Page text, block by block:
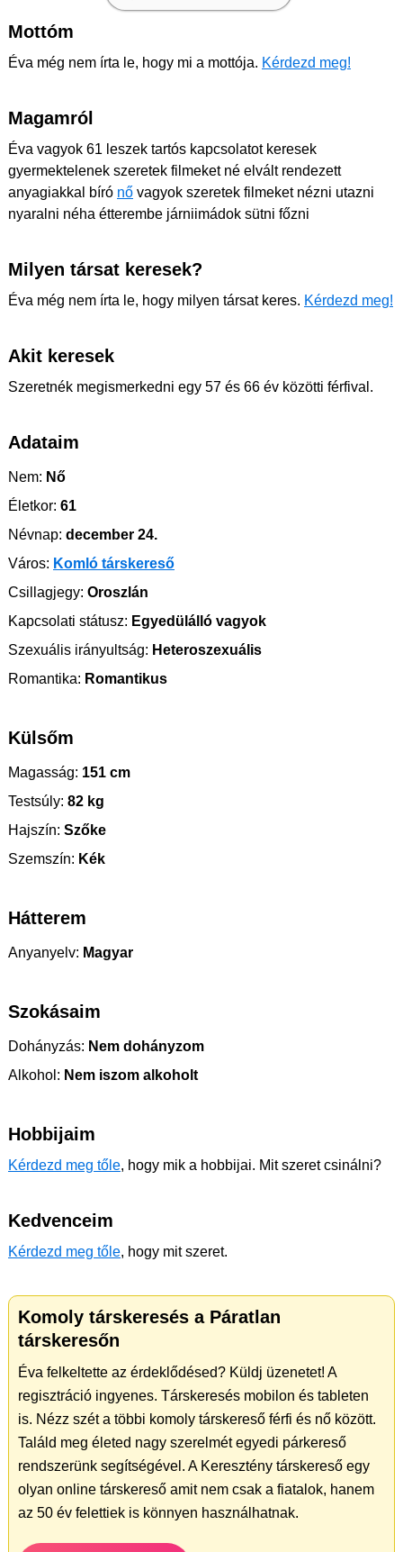
Mottóm
Éva még nem írta le, hogy mi a mottója. Kérdezd meg!
Magamról
Éva vagyok 61 leszek tartós kapcsolatot keresek
gyermektelenek szeretek filmeket né elvált rendezett
anyagiakkal bíró nő vagyok szeretek filmeket nézni utazni
nyaralni néha étterembe járniimádok sütni főzni
Milyen társat keresek?
Éva még nem írta le, hogy milyen társat keres. Kérdezd meg!
Akit keresek
Szeretnék megismerkedni egy 57 és 66 év közötti férfival.
Adataim
Nem: Nő
Életkor: 61
Névnap: december 24.
Város: Komló társkereső
Csillagjegy: Oroszlán
Kapcsolati státusz: Egyedülálló vagyok
Szexuális irányultság: Heteroszexuális
Romantika: Romantikus
Külsőm
Magasság: 151 cm
Testsúly: 82 kg
Hajszín: Szőke
Szemszín: Kék
Hátterem
Anyanyelv: Magyar
Szokásaim
Dohányzás: Nem dohányzom
Alkohol: Nem iszom alkoholt
Hobbijaim
Kérdezd meg tőle, hogy mik a hobbijai. Mit szeret csinálni?
Kedvenceim
Kérdezd meg tőle, hogy mit szeret.
Komoly társkeresés a Páratlan
társkeresőn
Éva felkeltette az érdeklődésed? Küldj üzenetet! A
regisztráció ingyenes. Társkeresés mobilon és tableten
is. Nézz szét a többi komoly társkereső férfi és nő között.
Találd meg életed nagy szerelmét egyedi párkereső
rendszerünk segítségével. A Keresztény társkereső egy
olyan online társkereső amit nem csak a fiatalok, hanem
az 50 év felettiek is könnyen használhatnak.